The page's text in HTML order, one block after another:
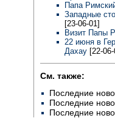
Папа
Западные
[23-06-01]
Визит Папы
22 июня в
Дахау [22-
См. также:
Последние
Последние
Последние